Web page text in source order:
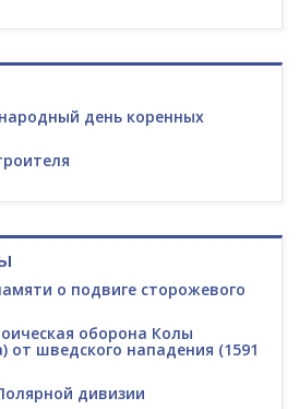
день коренных
о подвиге сторожевого
оборона Колы
от шведского нападения (1591
дивизии